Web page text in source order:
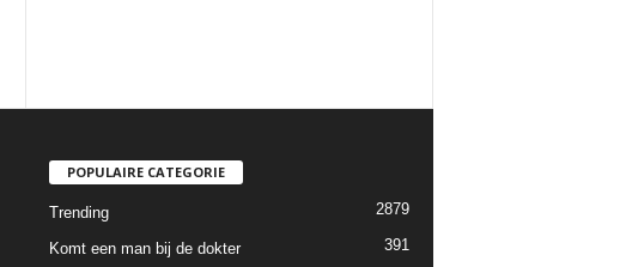
POPULAIRE CATEGORIE
Trending 2879
Komt een man bij de dokter 391